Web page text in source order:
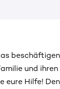
und
eure Hilfe!